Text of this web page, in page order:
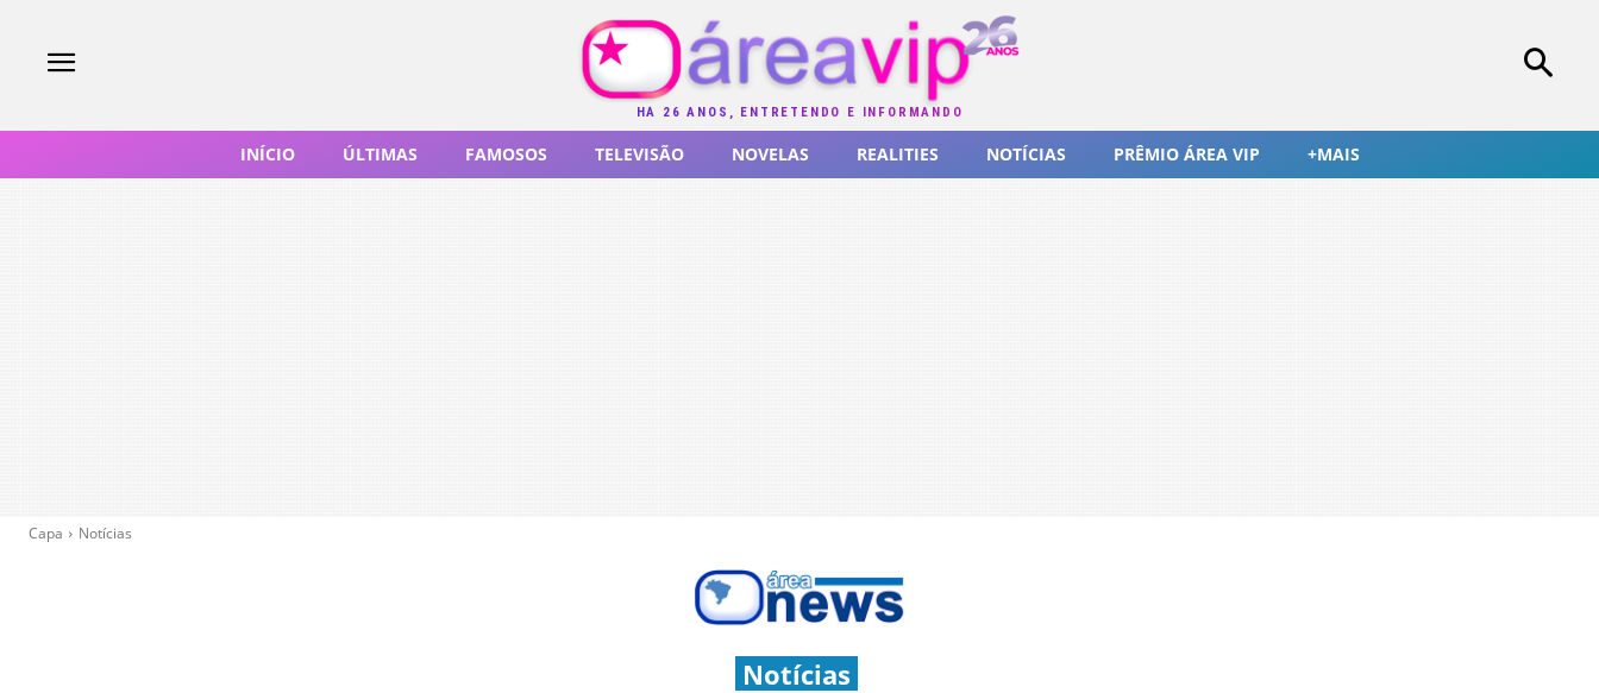
HÁ 26 ANOS, ENTRETENDO E INFORMANDO
INÍCIO ÚLTIMAS FAMOSOS TELEVISÃO NOVELAS REALITIES NOTÍCIAS PRÊMIO ÁREA VIP +MAIS
Capa Notícias
Notícias